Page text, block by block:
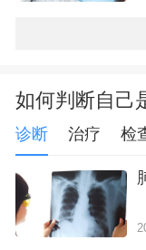
如何判断自己
诊断 治疗 检